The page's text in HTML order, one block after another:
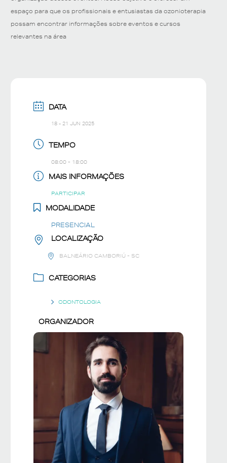
espaço para que os profissionais e entusiastas da ozonioterapia
possam encontrar informações sobre eventos e cursos
relevantes na área
DATA
18 - 21 JUN 2025
TEMPO
08:00 - 18:00
MAIS INFORMAÇÕES
PARTICIPAR
MODALIDADE
PRESENCIAL
LOCALIZAÇÃO
BALNEÁRIO CAMBORIÚ - SC
CATEGORIAS
ODONTOLOGIA
ORGANIZADOR